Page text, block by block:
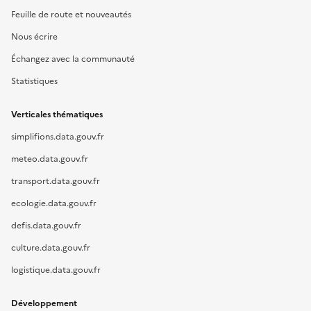
Feuille de route et nouveautés
Nous écrire
Échangez avec la communauté
Statistiques
Verticales thématiques
simplifions.data.gouv.fr
meteo.data.gouv.fr
transport.data.gouv.fr
ecologie.data.gouv.fr
defis.data.gouv.fr
culture.data.gouv.fr
logistique.data.gouv.fr
Développement